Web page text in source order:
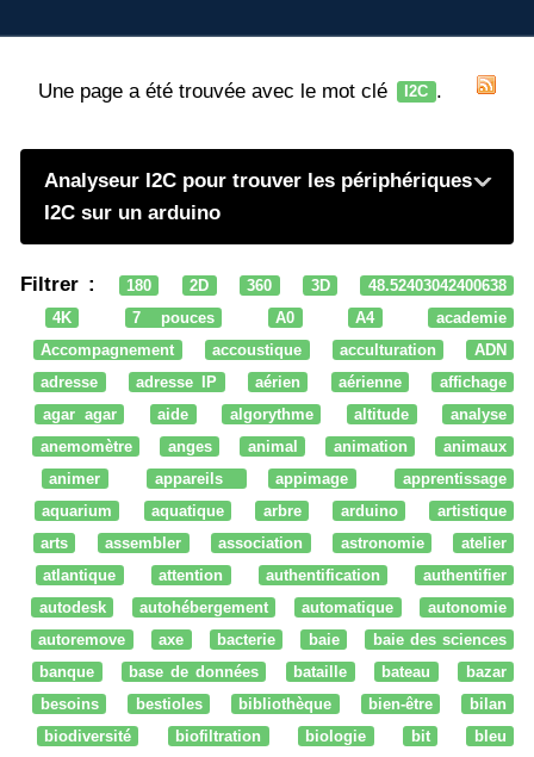
Une page a été trouvée avec le mot clé I2C .
Analyseur I2C pour trouver les périphériques
I2C sur un arduino
Filtrer : 180 2D 360 3D
48.52403042400638
4K
7 pouces A0 A4
academie
Accompagnement
accoustique acculturation
ADN
adresse
adresse IP aérien aérienne
affichage
agar agar
aide algorythme altitude
analyse
anemomètre
anges animal animation
animaux
animer
appareils appimage
apprentissage
aquarium
aquatique arbre arduino
artistique
arts
assembler association astronomie
atelier
atlantique
attention authentification
authentifier
autodesk
autohébergement automatique
autonomie
autoremove
axe bacterie baie
baie des sciences
banque
base de données bataille bateau
bazar
besoins
bestioles bibliothèque bien-être
bilan
biodiversité
biofiltration biologie bit
bleu